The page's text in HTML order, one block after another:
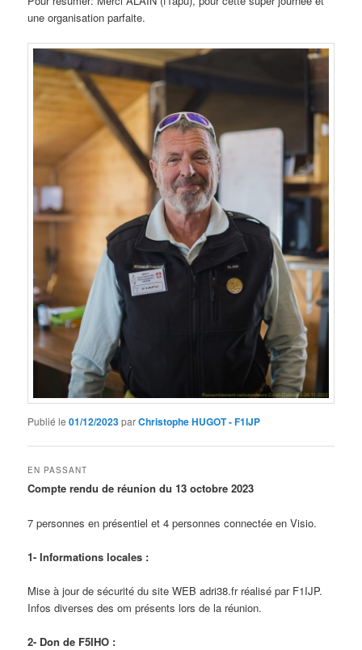
une organisation parfaite.
Publié le01/12/2023parChristophe HUGOT - F1IJP
EN PASSANT
Compte rendu de réunion du 13 octobre 2023
7 personnes en présentiel et 4 personnes connectée en Visio.
1- Informations locales :
Mise à jour de sécurité du site WEB adri38.fr réalisé par F1IJP.
Infos diverses des om présents lors de la réunion.
2- Don de F5IHO :